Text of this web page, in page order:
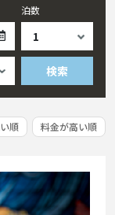
泊数
検索
順 料金が高い順